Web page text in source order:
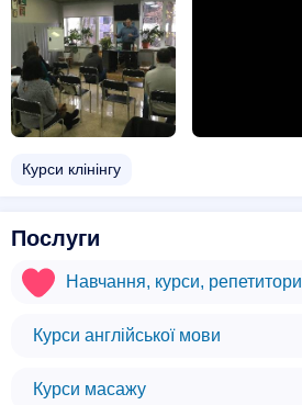
Курси клінінгу
Послуги
Навчання, курси, репетитори
Курси англійської мови
Курси масажу